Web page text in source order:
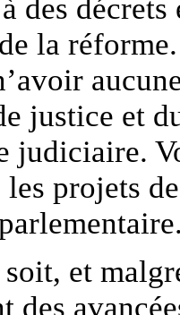
des
la
justice et
judiciaire.
projets
et
des